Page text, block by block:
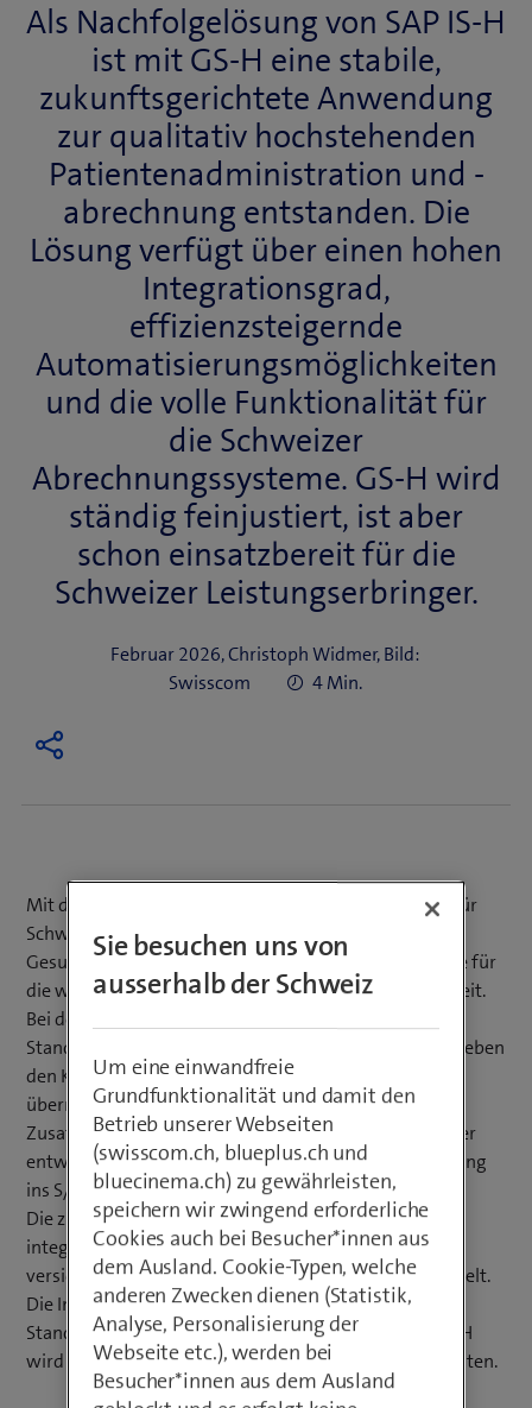
Als Nachfolgelösung von SAP IS-H
ist mit GS-H eine stabile,
zukunftsgerichtete Anwendung
zur qualitativ hochstehenden
Patientenadministration und -
abrechnung entstanden. Die
Lösung verfügt über einen hohen
Integrationsgrad,
effizienzsteigernde
Automatisierungsmöglichkeiten
und die volle Funktionalität für
die Schweizer
Abrechnungssysteme. GS-H wird
ständig feinjustiert, ist aber
schon einsatzbereit für die
Schweizer Leistungserbringer.
Februar 2026, Christoph Widmer, Bild:
Swisscom
4 Min.
Mit der Entwicklung der Softwarelösung GS-H steht für
Schweizer Spitäler, Kliniken und andere
Gesundheitseinrichtungen eine innovative Alternative für
die weit verbreitete Branchenlösung IS-H von SAP bereit.
Bei der Weiterentwicklung auf Basis IS-H waren
Standardisierung und Integration wichtige Aspekte. Neben
den Kernfunktionen, die von IS-H nahtlos in GS-H
übernommen wurden, konnten auch bisherige
Zusatzfunktionen, welche durch die Leistungserbringer
entwickelt wurden, und Add-ons direkt durch die Lösung
ins S/4HANA integriert werden.
Die zukunftssichere Anwendung ist zudem hoch
integrierbar und interoperabel mit der klinischen,
versicherungstechnischen und behördlichen Aussenwelt.
Die Interoperabilität ist durch die Unterstützung von
Standards wie HL7, FHIR oder SHIP gewährleistet. GS-H
wird auch mit kommenden Branchenstandards mithalten.
Sie besuchen uns von
ausserhalb der Schweiz
Um eine einwandfreie
Grundfunktionalität und damit den
Betrieb unserer Webseiten
(swisscom.ch, blueplus.ch und
bluecinema.ch) zu gewährleisten,
speichern wir zwingend erforderliche
Cookies auch bei Besucher*innen aus
dem Ausland. Cookie-Typen, welche
anderen Zwecken dienen (Statistik,
Analyse, Personalisierung der
Webseite etc.), werden bei
Besucher*innen aus dem Ausland